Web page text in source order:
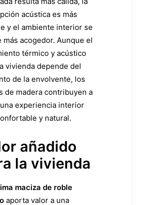
acústica es más
y el ambiente interior se
más acogedor. Aunque el
térmico y acústico
vivienda depende del
de la envolvente, los
de madera contribuyen a
experiencia interior
y natural.
añadido
la vivienda
maciza de roble
aporta valor a una